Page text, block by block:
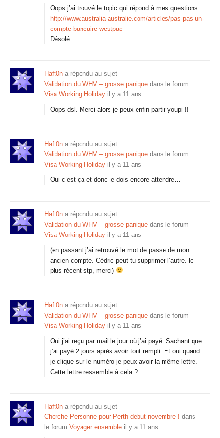
Oops j’ai trouvé le topic qui répond à mes questions :
http://www.australia-australie.com/articles/pas-pas-un-
compte-bancaire-westpac
Désolé.
Haft0n a répondu au sujet
Validation du WHV – grosse panique dans le forum
Visa Working Holiday il y a 11 ans
Oops dsl. Merci alors je peux enfin partir youpi !!
Haft0n a répondu au sujet
Validation du WHV – grosse panique dans le forum
Visa Working Holiday il y a 11 ans
Oui c’est ça et donc je dois encore attendre…
Haft0n a répondu au sujet
Validation du WHV – grosse panique dans le forum
Visa Working Holiday il y a 11 ans
(en passant j’ai retrouvé le mot de passe de mon
ancien compte, Cédric peut tu supprimer l’autre, le
plus récent stp, merci)
Haft0n a répondu au sujet
Validation du WHV – grosse panique dans le forum
Visa Working Holiday il y a 11 ans
Oui j’ai reçu par mail le jour où j’ai payé. Sachant que
j’ai payé 2 jours après avoir tout rempli. Et oui quand
je clique sur le numéro je peux avoir la même lettre.
Cette lettre ressemble à cela ?
Haft0n a répondu au sujet
Cherche Personne pour Perth debut novembre ! dans
le forum Voyager ensemble il y a 11 ans